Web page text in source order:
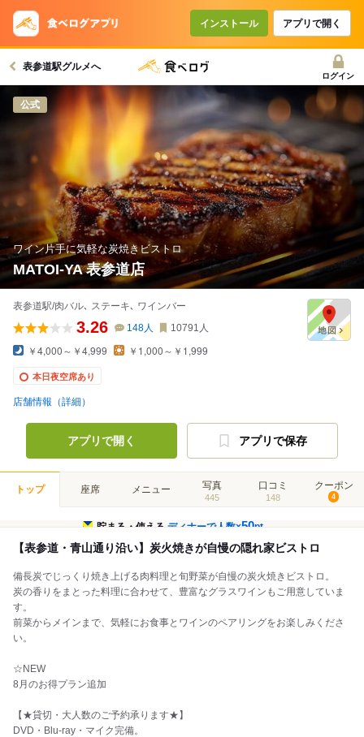
インストール アプリで開く
表参道駅グルメへ
ログイン
公式
ワイン片手に気軽な炭焼きビストロ
MATOI-YA 表参道店
表参道駅/肉バル､ ステーキ､ ワインバー
3.26 148人 10791 人
￥4,000～￥4,999 ￥1,000～￥1,999
本日夜空席あり
店舗情報（詳細）
アプリで開く アプリで保存
トップ 座席 メニュー 写真
445
口コミ
148
クーポン
4
貯まる・使えるディナーで人数×50pt
【表参道・青山通り沿い】炭火焼きが自慢の隠れ家ビストロ
備長炭でじっくり焼き上げる肉料理と旬野菜が自慢の炭火焼きビストロ。
炭の香りをまとった料理に合わせて、豊富なグラスワインもご用意していま
す。
前菜からメインまで、気軽にお食事とワインのペアリングをお楽しみくださ
い。
☆NEW
8月のお得プラン追加
【★貸切・大人数のご予約承ります★】
DVD・Blu-ray・マイク完備。
コースで使えるクーポン
戻る
クーポンを利用せず予約する